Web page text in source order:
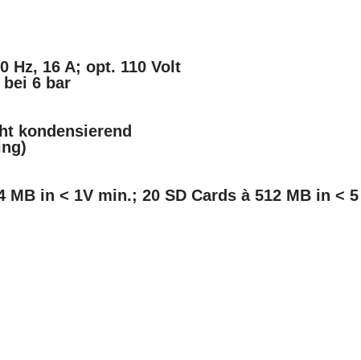
Hz, 16 A; opt. 110 Volt
6 bar
kondensierend
in < 1V min.; 20 SD Cards à 512 MB in <